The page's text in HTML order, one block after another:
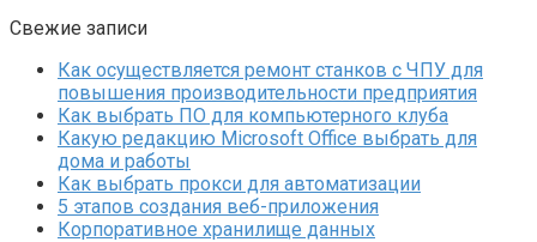
Свежие записи
Как осуществляется ремонт станков с ЧПУ для
повышения производительности предприятия
Как выбрать ПО для компьютерного клуба
Какую редакцию Microsoft Office выбрать для
дома и работы
Как выбрать прокси для автоматизации
5 этапов создания веб-приложения
Корпоративное хранилище данных